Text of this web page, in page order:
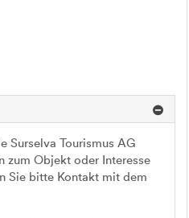
Surselva Tourismus AG
zum Objekt oder Interesse
Sie bitte Kontakt mit dem